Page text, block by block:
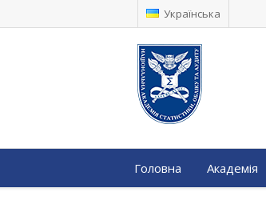
Українська
Головна Академія